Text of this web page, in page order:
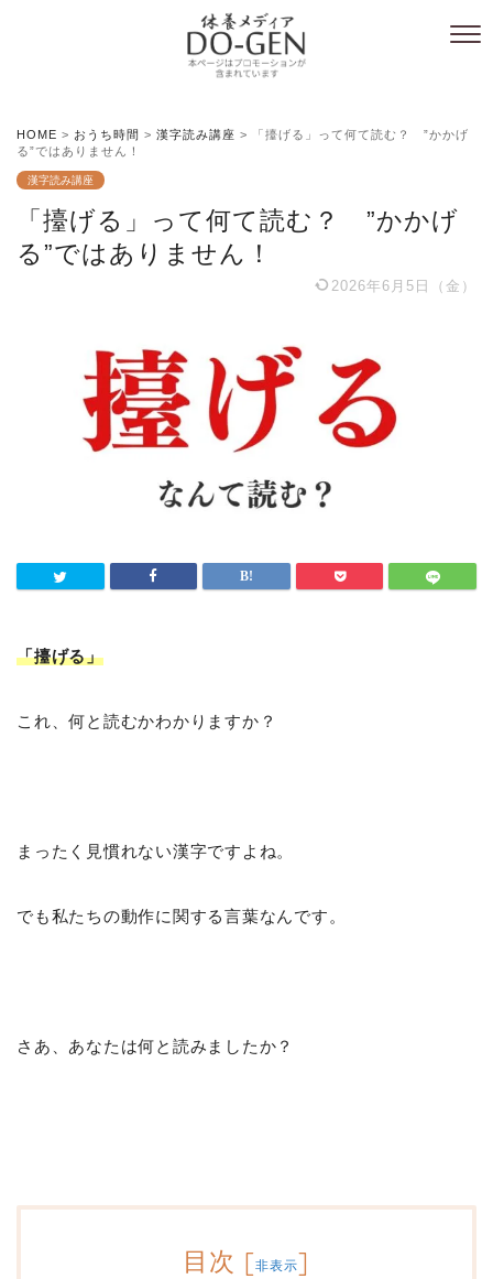
HOME > おうち時間 > 漢字読み講座 >
「擡げる」って何て読む？ ”かかげ
る”ではありません！
漢字読み講座
「擡げる」って何て読む？ ”かかげ
る”ではありません！
2026年6月5日（金）
「擡げる」
これ、何と読むかわかりますか？
まったく見慣れない漢字ですよね。
でも私たちの動作に関する言葉なんです。
さあ、あなたは何と読みましたか？
目次 [非表示]